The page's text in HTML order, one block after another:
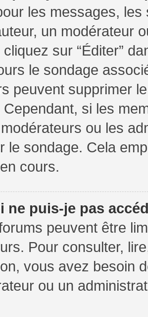
les messages,
un modérateur
sur “Éditer”
le sondage
peuvent supprimer
Cependant, si les
ou les
le sondage. Cela
cours.
ne puis-je pas
peuvent être
Pour consulter,
vous avez besoin
ou un